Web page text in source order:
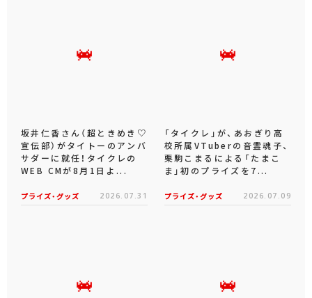
坂井仁香さん（超ときめき♡
宣伝部）がタイトーのアンバ
サダーに就任！タイクレの
WEB CMが8月1日よ...
プライズ・グッズ 2026.07.31
「タイクレ」が、あおぎり高
校所属VTuberの音霊魂子、
栗駒こまるによる「たまこ
ま」初のプライズを7...
プライズ・グッズ 2026.07.09